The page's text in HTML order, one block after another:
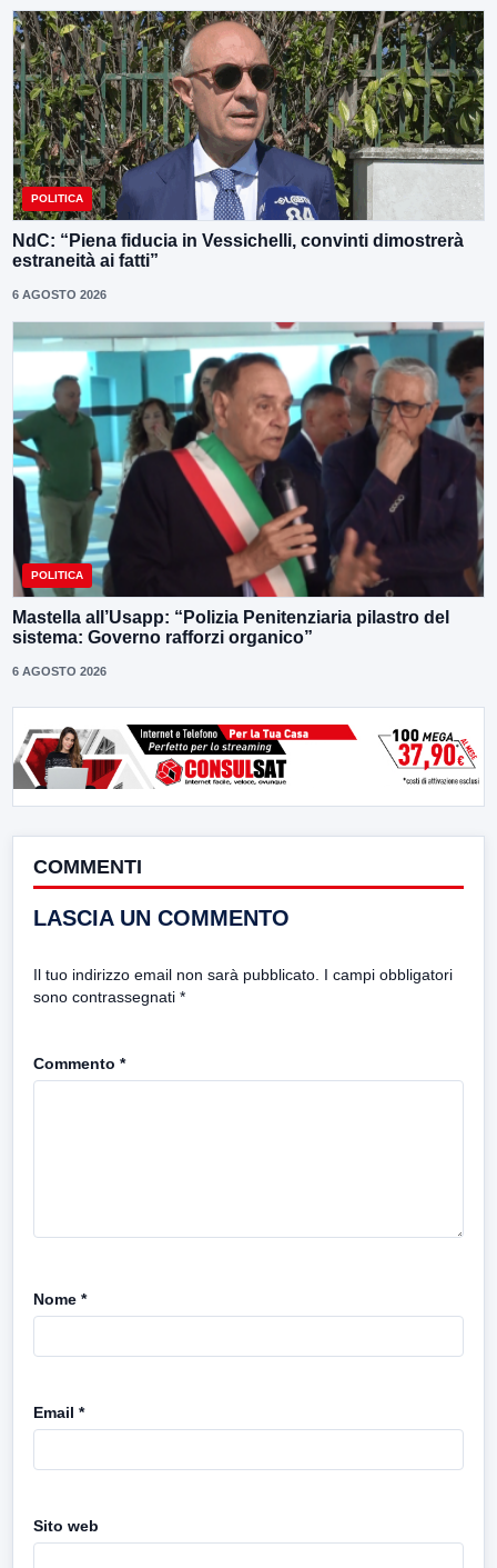
POLITICA
NdC: “Piena fiducia in Vessichelli, convinti dimostrerà
estraneità ai fatti”
6 AGOSTO 2026
POLITICA
Mastella all’Usapp: “Polizia Penitenziaria pilastro del
sistema: Governo rafforzi organico”
6 AGOSTO 2026
COMMENTI
LASCIA UN COMMENTO
Il tuo indirizzo email non sarà pubblicato. I campi obbligatori
sono contrassegnati *
Commento *
Nome *
Email *
Sito web